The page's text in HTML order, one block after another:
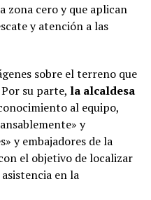
zona cero y que aplican
y atención a las
sobre el terreno que
su parte, la alcaldesa
al equipo,
y
y embajadores de la
el objetivo de localizar
en la